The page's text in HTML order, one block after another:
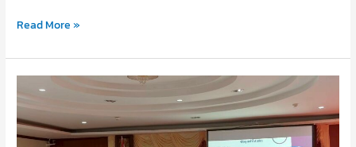
มั่นคง
เอเชีย”
ณ
มหาวิทยาลัย
เกริก
โดย
Read More »
ประพันธ์
แก้ว
คำ”